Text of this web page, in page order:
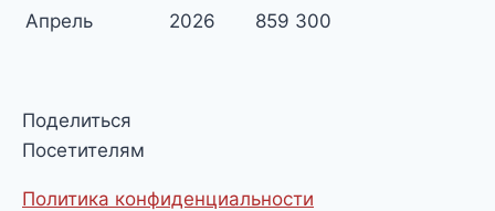
Апрель
2026 859 300
Поделиться
Посетителям
Политика конфиденциальности